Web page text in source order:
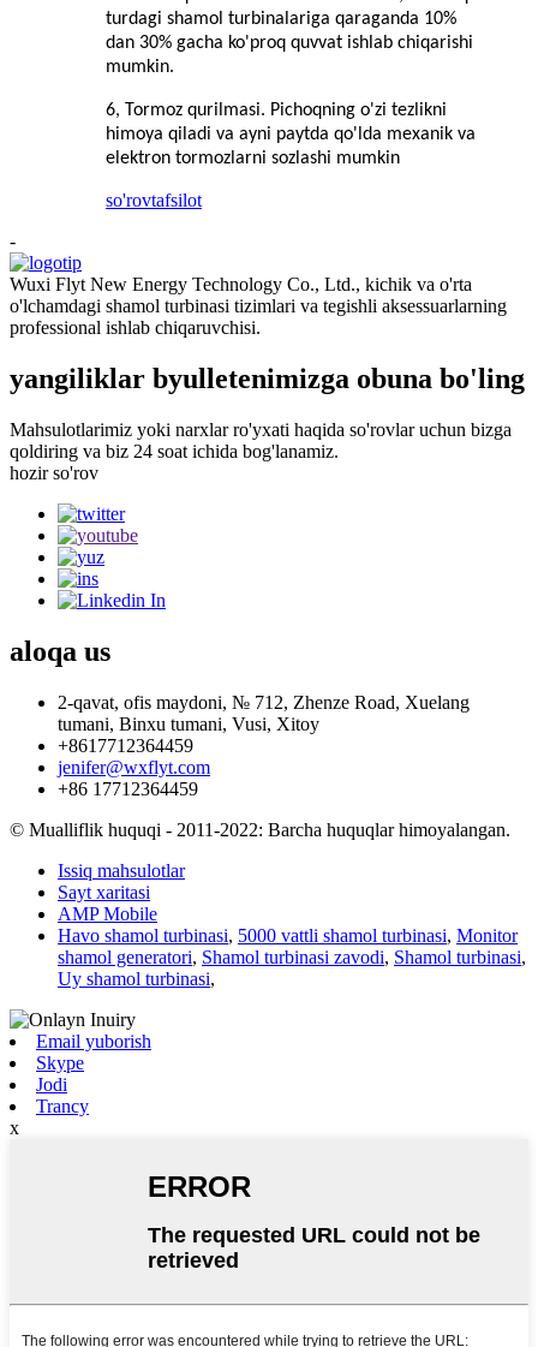
turdagi shamol turbinalariga qaraganda 10%
dan 30% gacha ko'proq quvvat ishlab chiqarishi
mumkin.
6, Tormoz qurilmasi. Pichoqning o'zi tezlikni
himoya qiladi va ayni paytda qo'lda mexanik va
elektron tormozlarni sozlashi mumkin
so'rovtafsilot
-
Wuxi Flyt New Energy Technology Co., Ltd., kichik va o'rta
o'lchamdagi shamol turbinasi tizimlari va tegishli aksessuarlarning
professional ishlab chiqaruvchisi.
yangiliklar byulletenimizga obuna bo'ling
Mahsulotlarimiz yoki narxlar ro'yxati haqida so'rovlar uchun bizga
qoldiring va biz 24 soat ichida bog'lanamiz.
hozir so'rov
aloqa us
2-qavat, ofis maydoni, № 712, Zhenze Road, Xuelang
tumani, Binxu tumani, Vusi, Xitoy
+8617712364459
jenifer@wxflyt.com
+86 17712364459
© Mualliflik huquqi - 2011-2022: Barcha huquqlar himoyalangan.
Issiq mahsulotlar
Sayt xaritasi
AMP Mobile
Havo shamol turbinasi, 5000 vattli shamol turbinasi, Monitor
shamol generatori, Shamol turbinasi zavodi, Shamol turbinasi,
Uy shamol turbinasi,
Email yuborish
Skype
Jodi
Trancy
x